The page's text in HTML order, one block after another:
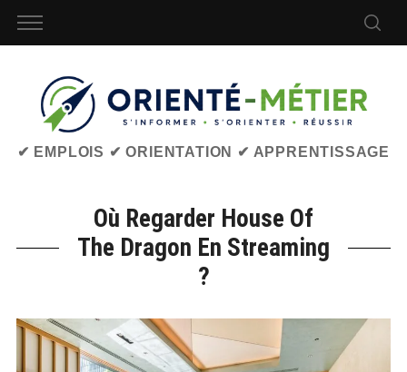
✔ EMPLOIS ✔ ORIENTATION ✔ APPRENTISSAGE
Où Regarder House Of
The Dragon En Streaming
?